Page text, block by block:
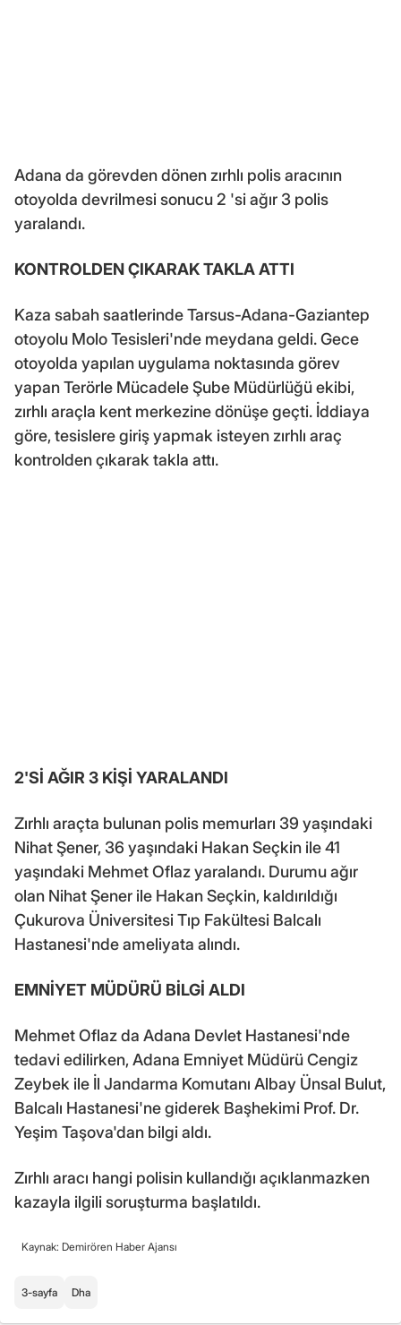
Adana da görevden dönen zırhlı polis aracının
otoyolda devrilmesi sonucu 2 'si ağır 3 polis
yaralandı.
KONTROLDEN ÇIKARAK TAKLA ATTI
Kaza sabah saatlerinde Tarsus-Adana-Gaziantep
otoyolu Molo Tesisleri'nde meydana geldi. Gece
otoyolda yapılan uygulama noktasında görev
yapan Terörle Mücadele Şube Müdürlüğü ekibi,
zırhlı araçla kent merkezine dönüşe geçti. İddiaya
göre, tesislere giriş yapmak isteyen zırhlı araç
kontrolden çıkarak takla attı.
2'Sİ AĞIR 3 KİŞİ YARALANDI
Zırhlı araçta bulunan polis memurları 39 yaşındaki
Nihat Şener, 36 yaşındaki Hakan Seçkin ile 41
yaşındaki Mehmet Oflaz yaralandı. Durumu ağır
olan Nihat Şener ile Hakan Seçkin, kaldırıldığı
Çukurova Üniversitesi Tıp Fakültesi Balcalı
Hastanesi'nde ameliyata alındı.
EMNİYET MÜDÜRÜ BİLGİ ALDI
Mehmet Oflaz da Adana Devlet Hastanesi'nde
tedavi edilirken, Adana Emniyet Müdürü Cengiz
Zeybek ile İl Jandarma Komutanı Albay Ünsal Bulut,
Balcalı Hastanesi'ne giderek Başhekimi Prof. Dr.
Yeşim Taşova'dan bilgi aldı.
Zırhlı aracı hangi polisin kullandığı açıklanmazken
kazayla ilgili soruşturma başlatıldı.
Kaynak: Demirören Haber Ajansı
3-sayfa Dha